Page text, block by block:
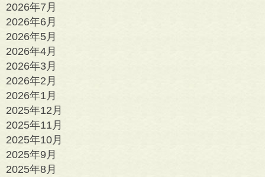
2026年7月
2026年6月
2026年5月
2026年4月
2026年3月
2026年2月
2026年1月
2025年12月
2025年11月
2025年10月
2025年9月
2025年8月